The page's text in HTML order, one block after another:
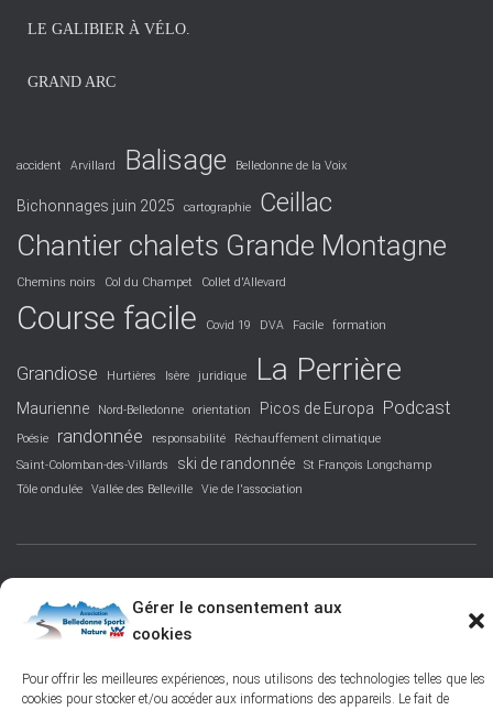
Gérer le consentement aux
cookies
Pour offrir les meilleures expériences, nous utilisons des technologies telles que les
cookies pour stocker et/ou accéder aux informations des appareils. Le fait de
LE GALIBIER À VÉLO.
GRAND ARC
accident Arvillard Balisage Belledonne de la Voix
Bichonnages juin 2025 cartographie Ceillac
Chantier chalets Grande Montagne
Chemins noirs Col du Champet Collet d'Allevard
Course facile Covid 19 DVA Facile formation
Grandiose Hurtières Isère juridique La Perrière
Maurienne Nord-Belledonne orientation Picos de Europa Podcast
Poésie randonnée responsabilité
Réchauffement climatique
Saint-Colomban-des-Villards
ski de randonnée
St François Longchamp
Tôle ondulée
Vallée des Belleville Vie de l'association
Hestia | Développé parThemeIsle